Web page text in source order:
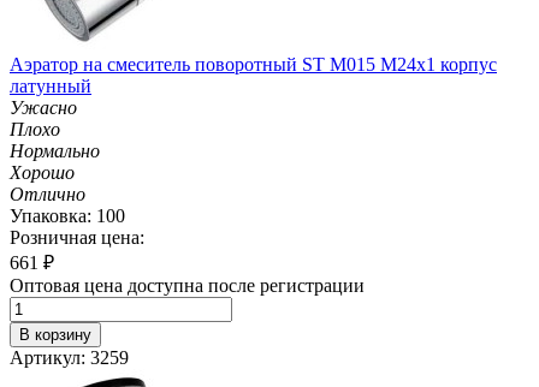
Аэратор на смеситель поворотный ST M015 M24х1 корпус
латунный
Ужасно
Плохо
Нормально
Хорошо
Отлично
Упаковка: 100
Розничная цена:
661 ₽
Оптовая цена доступна после регистрации
В корзину
Артикул: 3259